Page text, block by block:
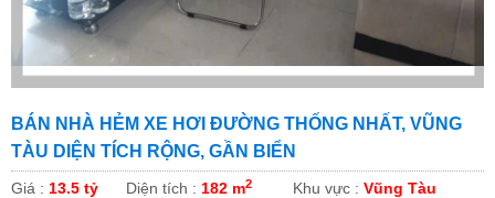
BÁN NHÀ HẺM XE HƠI ĐƯỜNG THỐNG NHẤT, VŨNG
TÀU DIỆN TÍCH RỘNG, GẦN BIỂN
Giá : 13.5 tỷ Diện tích : 182 m2 Khu vực : Vũng Tàu